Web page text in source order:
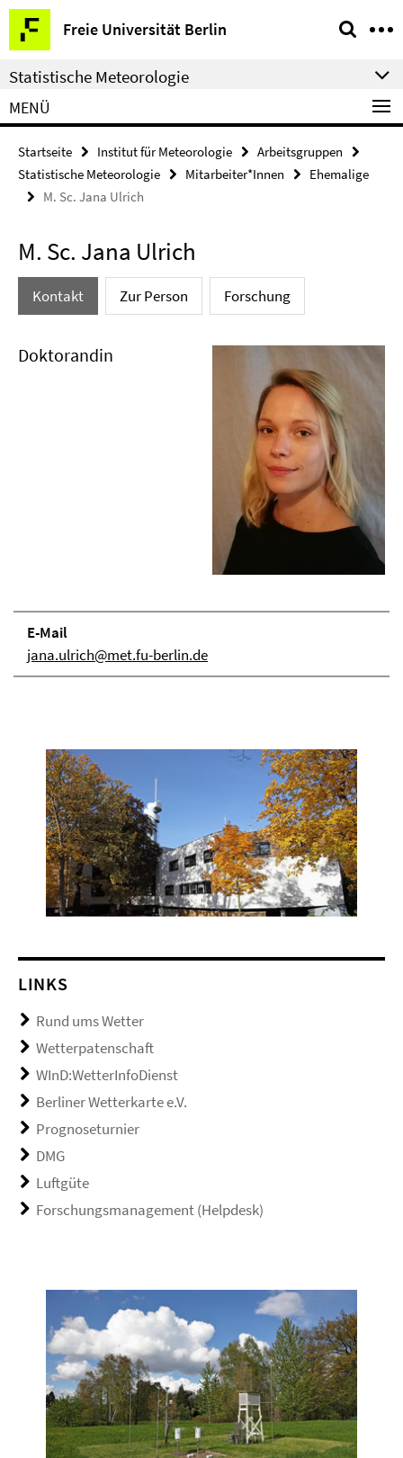
Springe
direkt
zu
Inhalt
Freie Universität Berlin
Service-
Navigation
Statistische Meteorologie
MENÜ
Startseite Institut für Meteorologie
Arbeitsgruppen
Statistische Meteorologie
Mitarbeiter*Innen
Ehemalige
M. Sc. Jana Ulrich
M. Sc. Jana Ulrich
Kontakt Zur Person Forschung
Doktorandin
E-Mail
jana.ulrich@met.fu-berlin.de
LINKS
Rund ums Wetter
Wetterpatenschaft
WInD:WetterInfoDienst
Berliner Wetterkarte e.V.
Prognoseturnier
DMG
Luftgüte
Forschungsmanagement (Helpdesk)